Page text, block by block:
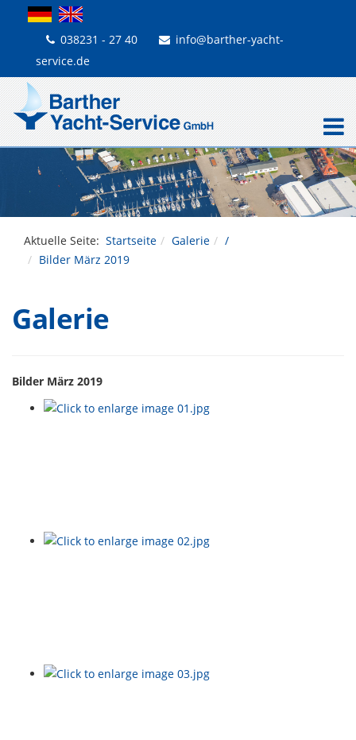
038231 - 27 40
info@barther-yacht-
service.de
Aktuelle Seite: Startseite Galerie
/
Bilder März 2019
Galerie
Bilder März 2019